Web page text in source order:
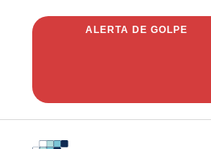
ALERTA DE GOLPE